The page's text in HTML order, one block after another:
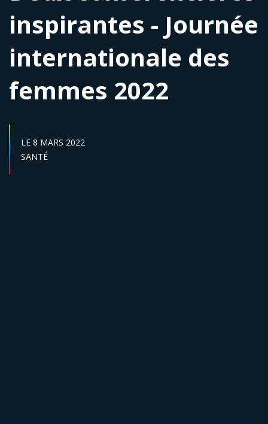
inspirantes - Journée
internationale des
femmes 2022
LE DATE DE DÉBUT :
8 MARS 2022
Secteur :
SANTÉ